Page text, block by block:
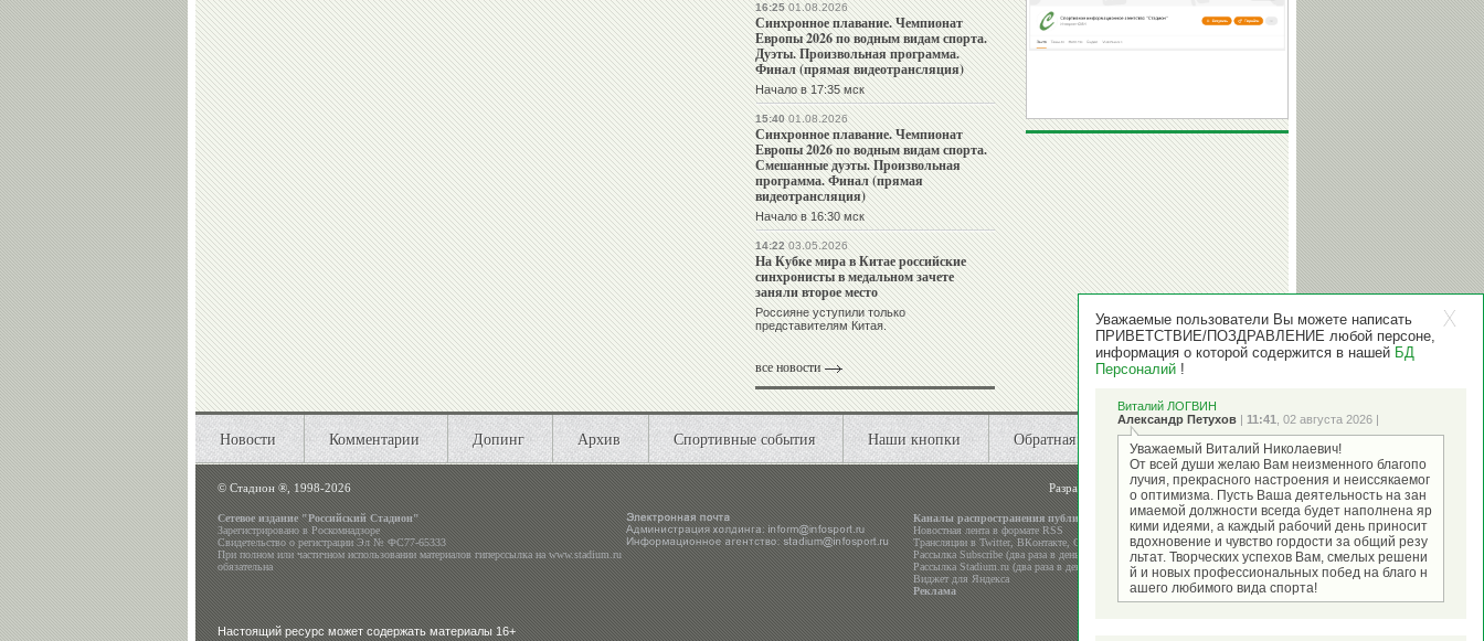
16:2501.08.2026
Синхронное плавание. Чемпионат
Европы 2026 по водным видам спорта.
Дуэты. Произвольная программа.
Финал (прямая видеотрансляция)
Начало в 17:35 мск
15:4001.08.2026
Синхронное плавание. Чемпионат
Европы 2026 по водным видам спорта.
Смешанные дуэты. Произвольная
программа. Финал (прямая
видеотрансляция)
Начало в 16:30 мск
14:2203.05.2026
На Кубке мира в Китае российские
синхронисты в медальном зачете
заняли второе место
Россияне уступили только
представителям Китая.
все новости
Новости Комментарии Допинг Архив Спортивные события Наши кнопки Обратная связь
©Стадион ®, 1998-2026 Разработка и поддержкаООО "Стадион"
Сетевое издание "Российский Стадион"
Зарегистрировано в Роскомнадзоре
Свидетельство о регистрации Эл № ФС77-65333
При полном или частичном использовании материалов гиперссылка наwww.stadium.ru
обязательна
Каналы распространения публикаций
Новостная лента в формате RSS
Трансляции вTwitter,ВКонтакте,Google+
Рассылка Subscribe (два раза в день)
Рассылка Stadium.ru (два раза в день)
Виджет для Яндекса
Реклама
Настоящий ресурс может содержать материалы 16+
Уважаемые пользователи Вы можете написать
ПРИВЕТСТВИЕ/ПОЗДРАВЛЕНИЕ любой персоне,
информация о которой содержится в нашей БД
Персоналий !
Виталий ЛОГВИН
Александр Петухов | 11:41 , 02 августа 2026 |
Уважаемый Виталий Николаевич!
От всей души желаю Вам неизменного благопо
лучия, прекрасного настроения и неиссякаемог
о оптимизма. Пусть Ваша деятельность на зан
имаемой должности всегда будет наполнена яр
кими идеями, а каждый рабочий день приносит
вдохновение и чувство гордости за общий резу
льтат. Творческих успехов Вам, смелых решени
й и новых профессиональных побед на благо н
ашего любимого вида спорта!